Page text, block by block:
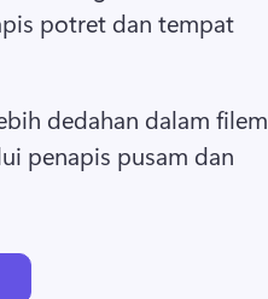
potret dan tempat
dedahan dalam filem
penapis pusam dan